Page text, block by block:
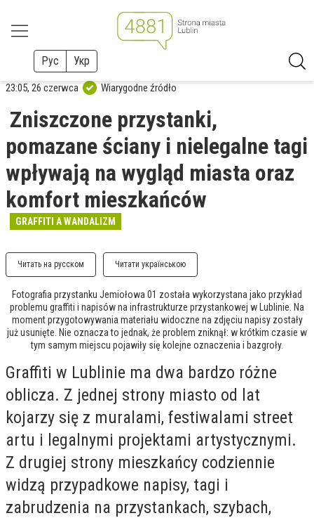
Рус Укр
23:05, 26 czerwca Wiarygodne źródło
Zniszczone przystanki,
pomazane ściany i nielegalne tagi
wpływają na wygląd miasta oraz
komfort mieszkańców
GRAFFITI A WANDALIZM
Читать на русском Читати українською
Fotografia przystanku Jemiołowa 01 została wykorzystana jako przykład
problemu graffiti i napisów na infrastrukturze przystankowej w Lublinie. Na
moment przygotowywania materiału widoczne na zdjęciu napisy zostały
już usunięte. Nie oznacza to jednak, że problem zniknął: w krótkim czasie w
tym samym miejscu pojawiły się kolejne oznaczenia i bazgroły.
Graffiti w Lublinie ma dwa bardzo różne
oblicza. Z jednej strony miasto od lat
kojarzy się z muralami, festiwalami street
artu i legalnymi projektami artystycznymi.
Z drugiej strony mieszkańcy codziennie
widzą przypadkowe napisy, tagi i
zabrudzenia na przystankach, szybach,